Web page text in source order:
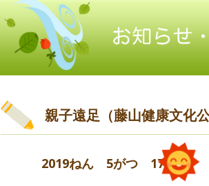
親子遠足（藤山健康文化公
2019ねん 5がつ 17にち